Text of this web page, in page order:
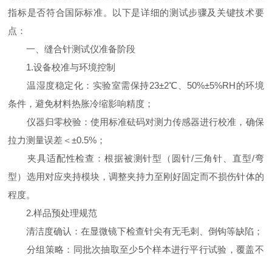
指标是否符合国际标准。以下是详细的测试步骤及关键技术要
点：
一、缝合针测试仪准备阶段
1.设备校准与环境控制
温湿度稳定化：实验室需保持23±2℃、50%±5%RH的环境
条件，避免材料热胀冷缩影响精度；
仪器归零校验：使用标准砝码对测力传感器进行校准，确保
拉力测量误差＜±0.5%；
夹具适配性检查：根据被测针型（圆针/三角针、直型/弯
型）选用对应夹持模块，调整夹持力至刚好固定而不损伤针体的
程度。
2.样品预处理规范
清洁度确认：在显微镜下检查针尖有无毛刺、倒钩等缺陷；
分组策略：同批次抽取至少5个样本进行平行试验，覆盖不